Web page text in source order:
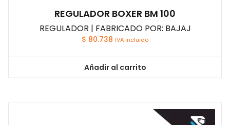
REGULADOR BOXER BM 100
REGULADOR | FABRICADO POR: BAJAJ
$ 80.738 IVA incluido
Añadir al carrito